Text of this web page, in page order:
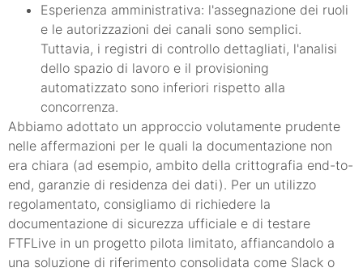
Esperienza amministrativa: l'assegnazione dei ruoli
e le autorizzazioni dei canali sono semplici.
Tuttavia, i registri di controllo dettagliati, l'analisi
dello spazio di lavoro e il provisioning
automatizzato sono inferiori rispetto alla
concorrenza.
Abbiamo adottato un approccio volutamente prudente
nelle affermazioni per le quali la documentazione non
era chiara (ad esempio, ambito della crittografia end-to-
end, garanzie di residenza dei dati). Per un utilizzo
regolamentato, consigliamo di richiedere la
documentazione di sicurezza ufficiale e di testare
FTFLive in un progetto pilota limitato, affiancandolo a
una soluzione di riferimento consolidata come Slack o